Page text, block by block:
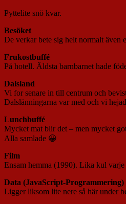
Pyttelite snö kvar.
Besöket
De verkar bete sig helt normalt även
Frukostbuffé
På hotell. Äldsta barnbarnet hade
Dalsland
Vi for senare in till centrum och
Dalslänningarna var med och vi
Lunchbuffé
Mycket mat blir det – men mycket
Alla samlade 😀
Film
Ensam hemma (1990). Lika kul
Data (JavaScript-Programmering)
Ligger liksom lite nere så här under